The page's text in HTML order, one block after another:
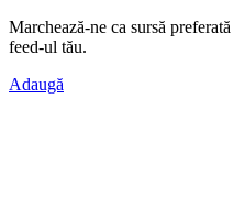
Marchează-ne ca sursă preferată
feed-ul tău.
Adaugă